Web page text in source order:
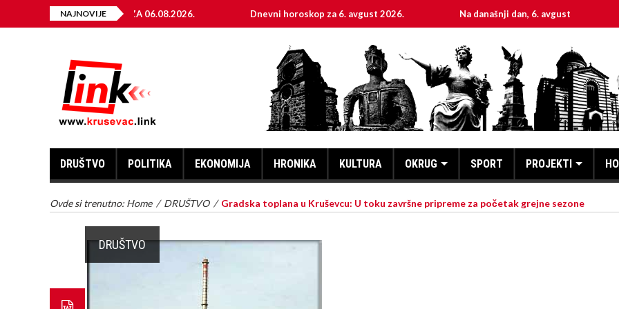
NAJNOVIJE
ENERGIJE ZA 06.08.2026. Dnevni horoskop za 6. avgust 2026. Na današnji dan, 6. avgust Sveta
DRUŠTVO POLITIKA EKONOMIJA HRONIKA KULTURA OKRUG SPORT PROJEKTI
Ovde si trenutno: Home / DRUŠTVO / Gradska toplana u Kruševcu: U toku završne pripreme za početak grejne sezone
DRUŠTVO